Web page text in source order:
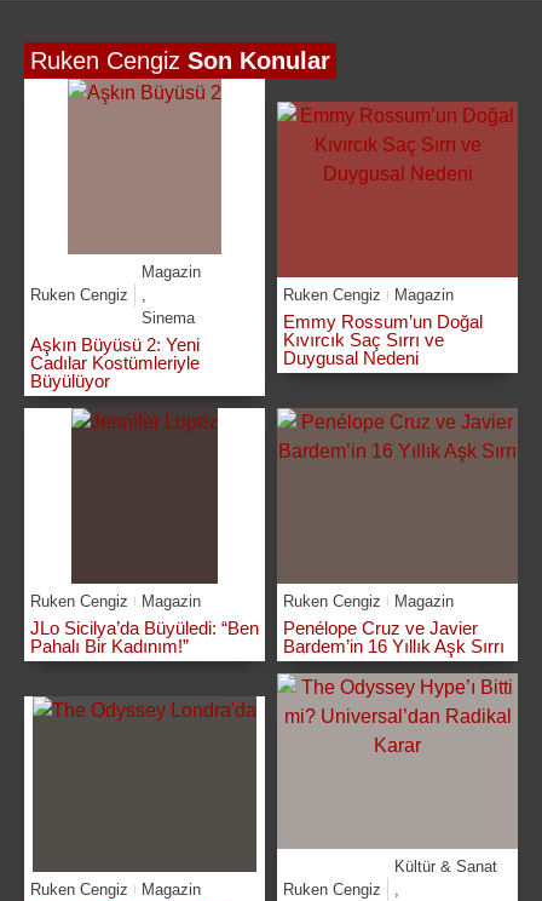
Ruken Cengiz Son Konular
Ruken Cengiz
Magazin
Sinema
Aşkın Büyüsü 2: Yeni
Cadılar Kostümleriyle
Büyülüyor
Ruken Cengiz Magazin
Emmy Rossum’un Doğal
Kıvırcık Saç Sırrı ve
Duygusal Nedeni
Ruken Cengiz Magazin
JLo Sicilya’da Büyüledi: “Ben
Pahalı Bir Kadınım!”
Ruken Cengiz Magazin
Penélope Cruz ve Javier
Bardem’in 16 Yıllık Aşk Sırrı
Ruken Cengiz Magazin Ruken Cengiz
Kültür & Sanat